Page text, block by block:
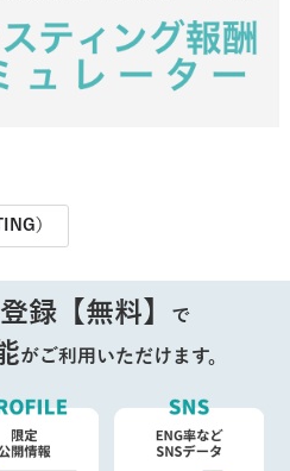
）
録【無料】 で
がご利用いただけます。